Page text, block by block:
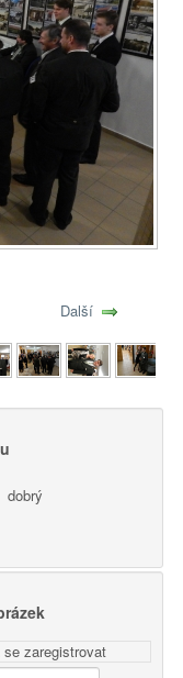
Další
dobrý
zaregistrovat